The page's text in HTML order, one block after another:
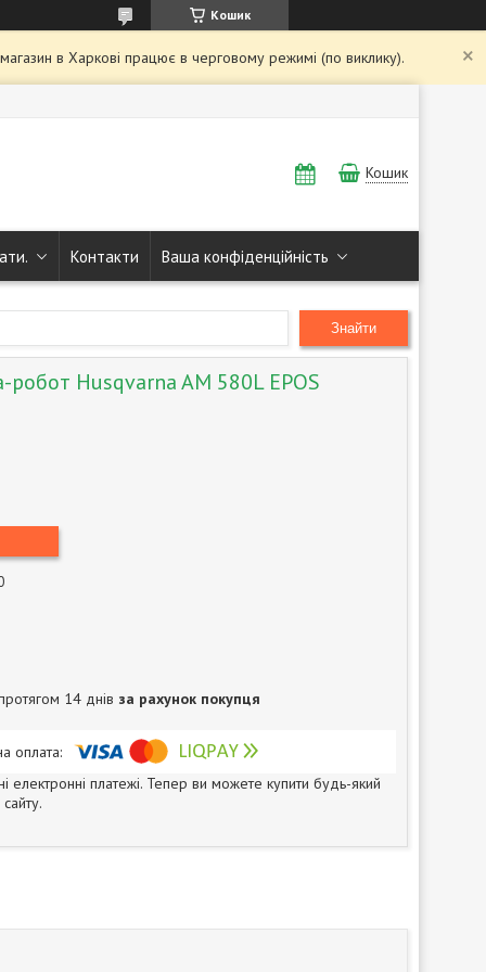
Кошик
в Харкові працює в черговому режимі (по виклику).
Кошик
Контакти Ваша конфіденційність
Знайти
робот Husqvarna AM 580L EPOS
14 днів за рахунок покупця
електронні платежі. Тепер ви можете купити будь-який